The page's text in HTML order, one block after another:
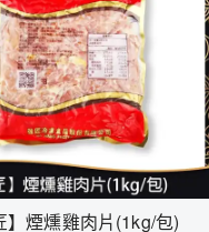
】煙燻雞肉片(1kg/包)